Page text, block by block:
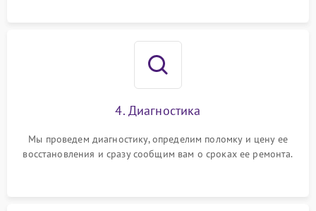
4. Диагностика
Мы проведем диагностику, определим поломку и цену ее
восстановления и сразу сообщим вам о сроках ее ремонта.